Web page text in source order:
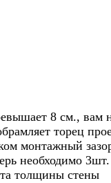
8 см., вам
торец
монтажный
необходимо
толщины стены